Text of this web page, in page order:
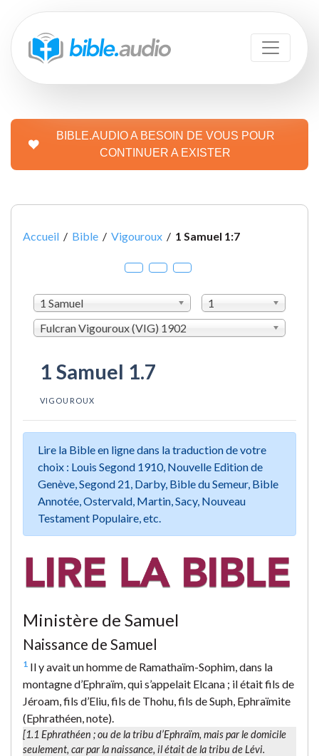
BIBLE.AUDIO A BESOIN DE VOUS POUR
CONTINUER A EXISTER
Accueil / Bible / Vigouroux / 1 Samuel 1:7
1 Samuel
1
Fulcran Vigouroux (VIG) 1902
1 Samuel 1.7
VIGOUROUX
Lire la Bible en ligne dans la traduction de votre
choix : Louis Segond 1910, Nouvelle Edition de
Genève, Segond 21, Darby, Bible du Semeur, Bible
Annotée, Ostervald, Martin, Sacy, Nouveau
Testament Populaire, etc.
Ministère de Samuel
Naissance de Samuel
1 Il y avait un homme de Ramathaïm-Sophim, dans la
montagne d’Ephraïm, qui s’appelait Elcana ; il était fils de
Jéroam, fils d’Eliu, fils de Thohu, fils de Suph, Ephraïmite
(Ephrathéen, note).
[1.1 Ephrathéen ; ou de la tribu d’Ephraïm, mais par le domicile
seulement, car par la naissance, il était de la tribu de Lévi.